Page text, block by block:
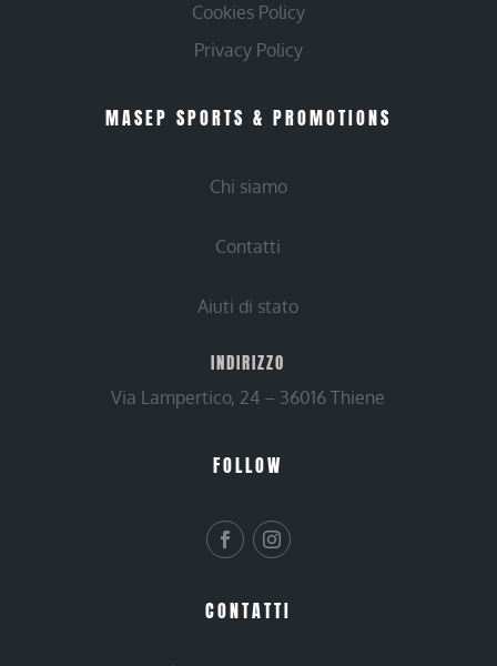
Cookies Policy
Privacy Policy
MASEP SPORTS & PROMOTIONS
Chi siamo
Contatti
Aiuti di stato
INDIRIZZO
Via Lampertico, 24 – 36016 Thiene
FOLLOW
CONTATTI